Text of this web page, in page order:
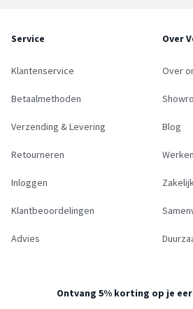
Service
Klantenservice
Betaalmethoden
Verzending & Levering
Retourneren
Inloggen
Klantbeoordelingen
Advies
Over
Over
Blog
Ontvang 5% korting op je